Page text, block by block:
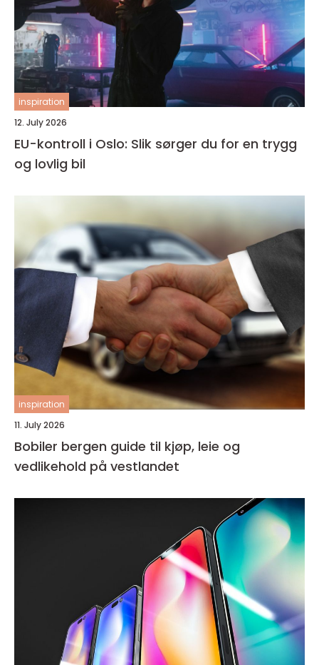
inspiration
12. July 2026
EU-kontroll i Oslo: Slik sørger du for en trygg
og lovlig bil
inspiration
11. July 2026
Bobiler bergen guide til kjøp, leie og
vedlikehold på vestlandet